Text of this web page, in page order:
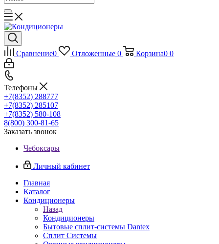
Сравнение0 Отложенные 0 Корзина0 0
Телефоны
+7(8352) 288777
+7(8352) 285107
+7(8352) 580-108
8(800) 300-81-65
Заказать звонок
Чебоксары
Личный кабинет
Главная
Каталог
Кондиционеры
Назад
Кондиционеры
Бытовые сплит-системы Dantex
Сплит Системы